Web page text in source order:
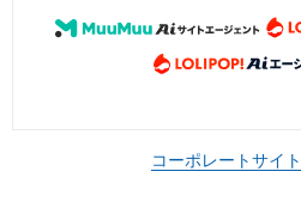
コーポレートサイト